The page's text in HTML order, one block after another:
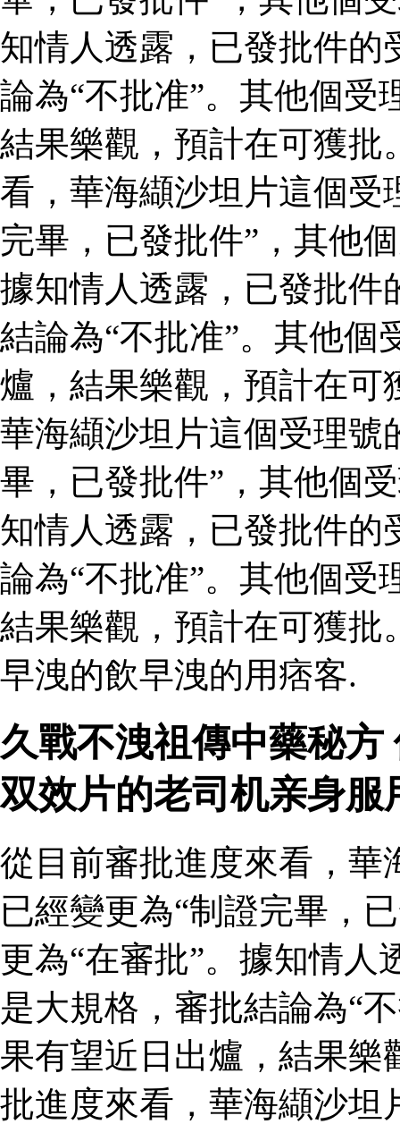
知情人透露，已發批件的
論為“不批准”。其他個受
結果樂觀，預計在可獲批
看，華海纈沙坦片這個受
完畢，已發批件”，其他
據知情人透露，已發批件
結論為“不批准”。其他個
爐，結果樂觀，預計在可
華海纈沙坦片這個受理號
畢，已發批件”，其他個
知情人透露，已發批件的
論為“不批准”。其他個受
結果樂觀，預計在可獲批
早洩的飲早洩的用痞客.
久戰不洩祖傳中藥秘
双效片的老司机亲身服
從目前審批進度來看，華
已經變更為“制證完畢，
更為“在審批”。據知情
是大規格，審批結論為“
果有望近日出爐，結果樂
批進度來看，華海纈沙坦